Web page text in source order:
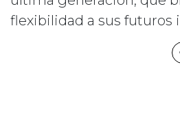
flexibilidad a sus futuros